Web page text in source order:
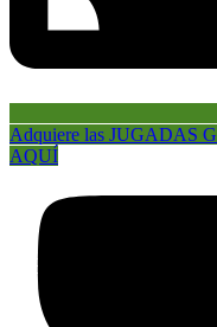
Adquiere las JUGADAS
AQUÍ